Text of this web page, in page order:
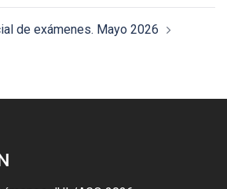
de exámenes. Mayo 2026